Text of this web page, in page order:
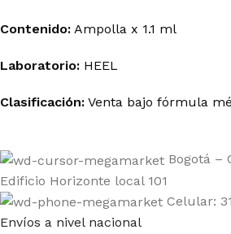
Contenido: Ampolla x 1.1 ml
Laboratorio: HEEL
Clasificación: Venta bajo fórmula
Bogotá –
Edificio Horizonte local 101
Celular:
Envíos a nivel nacional